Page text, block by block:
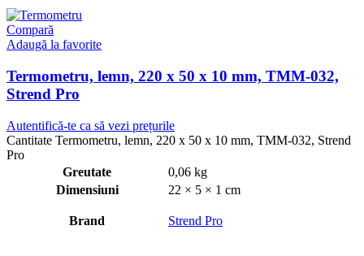
Compară
Adaugă la favorite
Termometru, lemn, 220 x 50 x 10 mm, TMM-032,
Strend Pro
Autentifică-te ca să vezi prețurile
Cantitate Termometru, lemn, 220 x 50 x 10 mm, TMM-032, Strend
Pro
Greutate
0,06 kg
Dimensiuni
22 × 5 × 1 cm
Brand Strend Pro